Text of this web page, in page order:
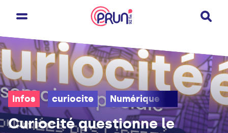
Infos curiocite Numérique IA
Curiocité questionne le